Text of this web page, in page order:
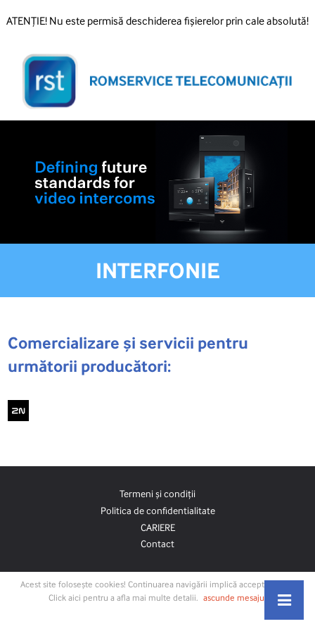
ATENȚIE! Nu este permisă deschiderea fișierelor prin cale absolută!
INTERFONIE
Comercializare și servicii pentru
următorii producători:
Termeni și condiții
Politica de confidentialitate
CARIERE
Contact
Acest site folosește cookies! Continuarea navigării implică acceptarea lor.
Click aici pentru a afla mai multe detalii.
ascunde mesajul